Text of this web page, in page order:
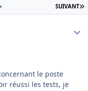
SUIVANT
le poste
réussi les tests, je